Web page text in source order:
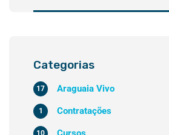
Categorias
Araguaia Vivo
17
Contratações
1